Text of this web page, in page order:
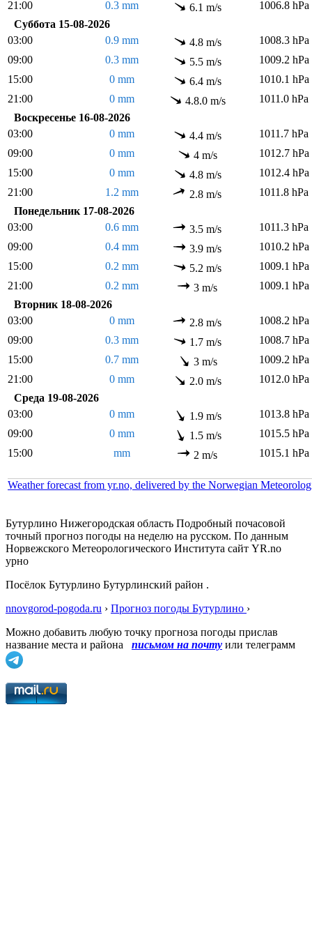
21:00 0.3 mm 6.1 m/s
1006.8 hPa
Суббота 15-08-2026
03:00
0.9 mm 4.8 m/s
1008.3 hPa
09:00
0.3 mm 5.5 m/s
1009.2 hPa
15:00
0 mm 6.4 m/s
1010.1 hPa
21:00
0 mm 4.8.0 m/s
1011.0 hPa
Воскресенье 16-08-2026
03:00
0 mm 4.4 m/s
1011.7 hPa
09:00
0 mm 4 m/s
1012.7 hPa
15:00
0 mm 4.8 m/s
1012.4 hPa
21:00
1.2 mm 2.8 m/s
1011.8 hPa
Понедельник 17-08-2026
03:00
0.6 mm 3.5 m/s
1011.3 hPa
09:00
0.4 mm 3.9 m/s
1010.2 hPa
15:00
0.2 mm 5.2 m/s
1009.1 hPa
21:00
0.2 mm 3 m/s
1009.1 hPa
Вторник 18-08-2026
03:00
0 mm 2.8 m/s
1008.2 hPa
09:00
0.3 mm 1.7 m/s
1008.7 hPa
15:00
0.7 mm 3 m/s
1009.2 hPa
21:00
0 mm 2.0 m/s
1012.0 hPa
Среда 19-08-2026
03:00
0 mm 1.9 m/s
1013.8 hPa
09:00
0 mm 1.5 m/s
1015.5 hPa
15:00
mm 2 m/s 1015.1 hPa
Weather forecast from yr.no, delivered by the Norwegian
Бутурлино Нижегородская область Подробный почасовой
точный прогноз погоды на неделю на русском. По данным
Норвежского Метеорологического Института сайт YR.no
урно
Посёлок Бутурлино Бутурлинский район .
nnovgorod-pogoda.ru › Прогноз погоды Бутурлино ›
Можно добавить любую точку прогноза погоды прислав
название места и района
письмом на почту или телеграмм